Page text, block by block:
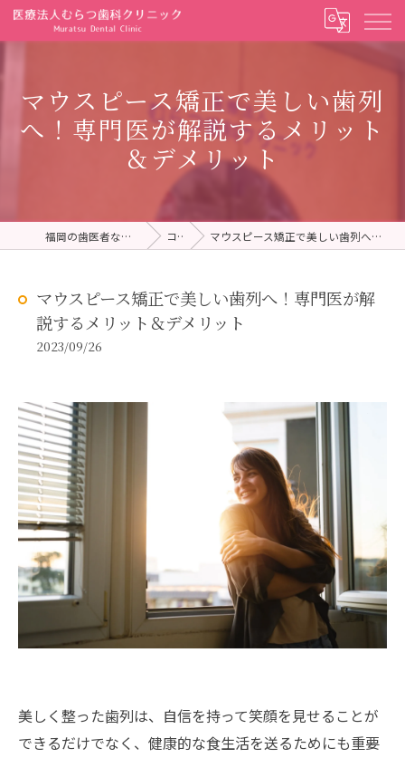
マウスピース矯正で美しい歯列
へ！専門医が解説するメリット
＆デメリット
福岡の歯医者ならむらつ歯科クリニック コラム マウスピース矯正で美しい歯列へ！専門医が解説するメリット＆デメリット
マウスピース矯正で美しい歯列へ！専門医が解
説するメリット＆デメリット
2023/09/26
美しく整った歯列は、自信を持って笑顔を見せることが
できるだけでなく、健康的な食生活を送るためにも重要